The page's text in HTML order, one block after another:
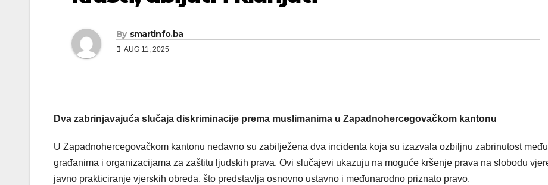
By smartinfo.ba
AUG 11, 2025
Dva zabrinjavajuća slučaja diskriminacije prema muslimanima u Zapadnohercegovačkom kantonu
U Zapadnohercegovačkom kantonu nedavno su zabilježena dva incidenta koja su izazvala ozbiljnu zabrinutost među
građanima i organizacijama za zaštitu ljudskih prava. Ovi slučajevi ukazuju na moguće kršenje prava na slobodu
javno prakticiranje vjerskih obreda, što predstavlja osnovno ustavno i međunarodno priznato pravo.